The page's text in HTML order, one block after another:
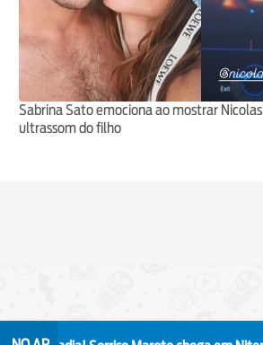
Sabrina Sato emociona ao mostrar
ultrassom do filho